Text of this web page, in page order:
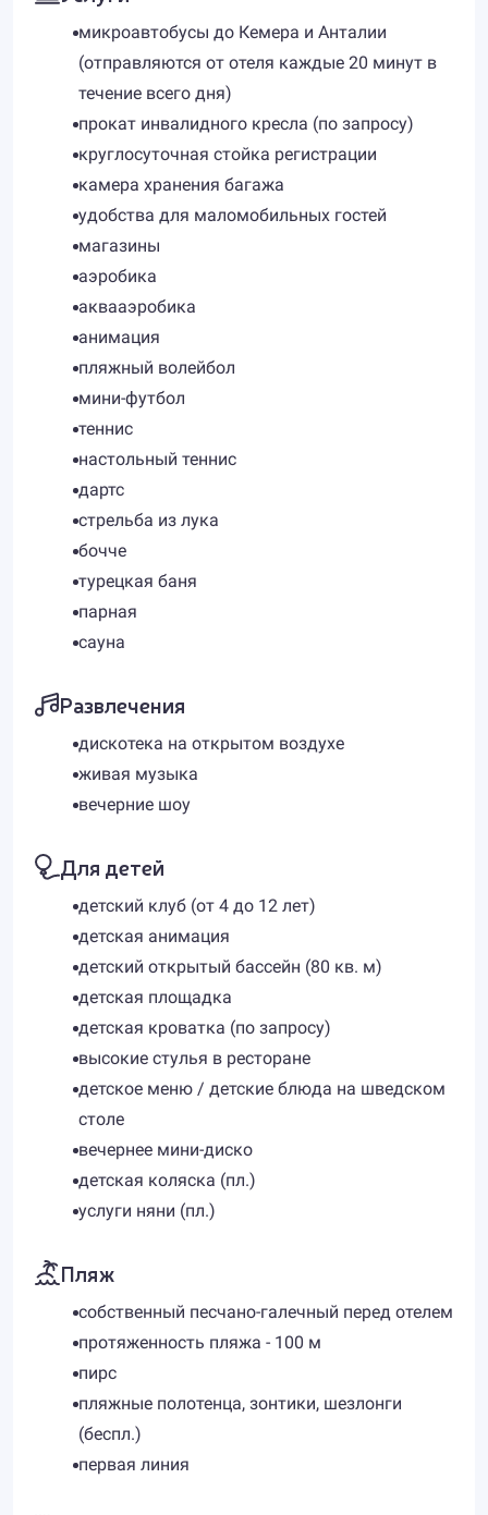
микроавтобусы до Кемера и Анталии
(отправляются от отеля каждые 20 минут в
течение всего дня)
прокат инвалидного кресла (по запросу)
круглосуточная стойка регистрации
камера хранения багажа
удобства для маломобильных гостей
магазины
аэробика
аквааэробика
анимация
пляжный волейбол
мини-футбол
теннис
настольный теннис
дартс
стрельба из лука
бочче
турецкая баня
парная
сауна
Развлечения
дискотека на открытом воздухе
живая музыка
вечерние шоу
Для детей
детский клуб (от 4 до 12 лет)
детская анимация
детский открытый бассейн (80 кв. м)
детская площадка
детская кроватка (по запросу)
высокие стулья в ресторане
детское меню / детские блюда на шведском
столе
вечернее мини-диско
детская коляска (пл.)
услуги няни (пл.)
Пляж
собственный песчано-галечный перед отелем
протяженность пляжа - 100 м
пирс
пляжные полотенца, зонтики, шезлонги
(беспл.)
первая линия